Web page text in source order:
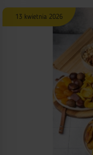
13 kwietnia 2026